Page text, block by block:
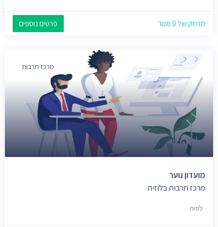
מרחק של 0 מטר פרטים נוספים
מרכז תרבות
מועדון נוער
מרכז תרבות בלוזית
לוזית